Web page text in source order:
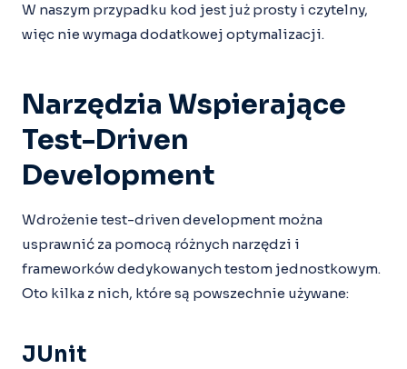
W naszym przypadku kod jest już prosty i czytelny,
więc nie wymaga dodatkowej optymalizacji.
Narzędzia Wspierające
Test-Driven
Development
Wdrożenie test-driven development można
usprawnić za pomocą różnych narzędzi i
frameworków dedykowanych testom jednostkowym.
Oto kilka z nich, które są powszechnie używane:
JUnit